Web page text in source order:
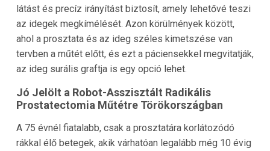
látást és precíz irányítást biztosít, amely lehetővé teszi
az idegek megkímélését. Azon körülmények között,
ahol a prosztata és az ideg széles kimetszése van
tervben a műtét előtt, és ezt a páciensekkel megvitatják,
az ideg surális graftja is egy opció lehet.
Jó Jelölt a Robot-Asszisztált Radikális
Prostatectomia Műtétre Törökországban
A 75 évnél fiatalabb, csak a prosztatára korlátozódó
rákkal élő betegek, akik várhatóan legalább még 10 évig